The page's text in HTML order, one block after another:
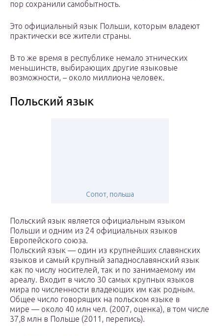
пор сохранили самобытность.
Это официальный язык Польши, которым владеют
практически все жители страны.
В то же время в республике немало этнических
меньшинств, выбирающих другие языковые
возможности, – около миллиона человек.
Польский язык
Сопот, польша
Польский язык является официальным языком
Польши и одним из 24 официальных языков
Европейского союза.
Польский язык — один из крупнейших славянских
языков и самый крупный западнославянский язык
как по числу носителей, так и по занимаемому им
ареалу. Входит в число 30 самых крупных языков
мира по численности владеющих им как родным.
Общее число говорящих на польском языке в
мире — около 40 млн чел. (2007, оценка), в том числе
37,8 млн в Польше (2011, перепись).